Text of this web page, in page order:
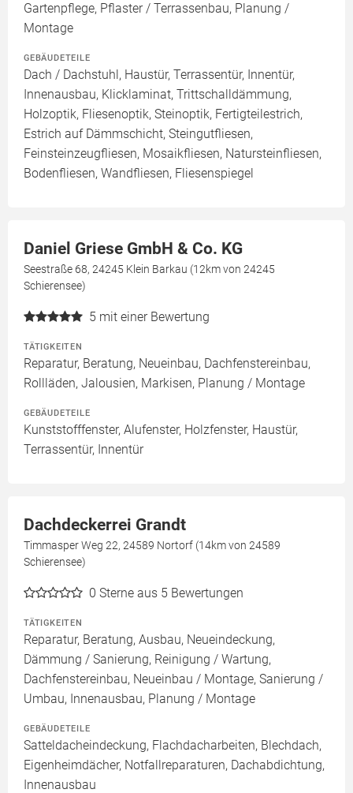
Gartenpflege, Pflaster / Terrassenbau, Planung /
Montage
GEBÄUDETEILE
Dach / Dachstuhl, Haustür, Terrassentür, Innentür,
Innenausbau, Klicklaminat, Trittschalldämmung,
Holzoptik, Fliesenoptik, Steinoptik, Fertigteilestrich,
Estrich auf Dämmschicht, Steingutfliesen,
Feinsteinzeugfliesen, Mosaikfliesen, Natursteinfliesen,
Bodenfliesen, Wandfliesen, Fliesenspiegel
Daniel Griese GmbH & Co. KG
Seestraße 68, 24245 Klein Barkau (12km von 24245
Schierensee)
5 mit einer Bewertung
TÄTIGKEITEN
Reparatur, Beratung, Neueinbau, Dachfenstereinbau,
Rollläden, Jalousien, Markisen, Planung / Montage
GEBÄUDETEILE
Kunststofffenster, Alufenster, Holzfenster, Haustür,
Terrassentür, Innentür
Dachdeckerrei Grandt
Timmasper Weg 22, 24589 Nortorf (14km von 24589
Schierensee)
0 Sterne aus 5 Bewertungen
TÄTIGKEITEN
Reparatur, Beratung, Ausbau, Neueindeckung,
Dämmung / Sanierung, Reinigung / Wartung,
Dachfenstereinbau, Neueinbau / Montage, Sanierung /
Umbau, Innenausbau, Planung / Montage
GEBÄUDETEILE
Satteldacheindeckung, Flachdacharbeiten, Blechdach,
Eigenheimdächer, Notfallreparaturen, Dachabdichtung,
Innenausbau